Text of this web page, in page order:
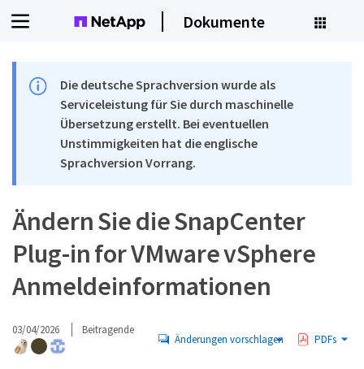
Dokumente
Die deutsche Sprachversion wurde als
Serviceleistung für Sie durch maschinelle
Übersetzung erstellt. Bei eventuellen
Unstimmigkeiten hat die englische
Sprachversion Vorrang.
Ändern Sie die SnapCenter
Plug-in for VMware vSphere
Anmeldeinformationen
03/04/2026 Beitragende
Änderungen vorschlagen PDFs